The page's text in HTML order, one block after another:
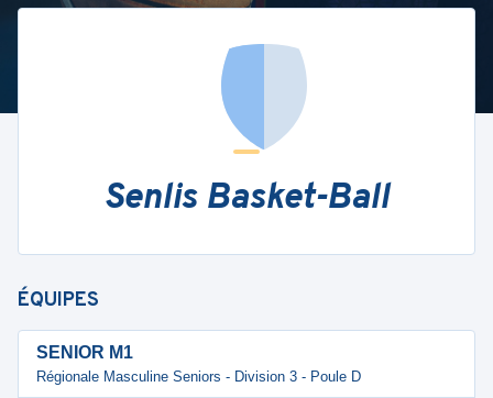
Senlis Basket-Ball
ÉQUIPES
SENIOR M1
Régionale Masculine Seniors - Division 3 - Poule D